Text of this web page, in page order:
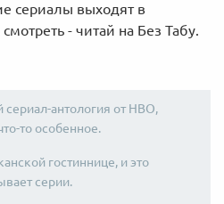
сериалы выходят в
- читай на Без Табу.
антология от НВО,
то особенное.
гостиннице, и это
серии.